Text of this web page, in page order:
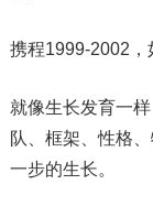
携程1999-2002，
就像生长发育一
队、框架、性格
一步的生长。